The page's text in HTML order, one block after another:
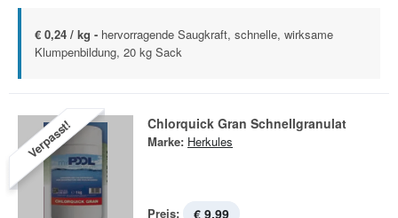
€ 0,24 / kg - hervorragende Saugkraft, schnelle, wirksame
Klumpenbildung, 20 kg Sack
Verpasst! Chlorquick Gran Schnellgranulat
Marke: Herkules
Preis: € 9,99